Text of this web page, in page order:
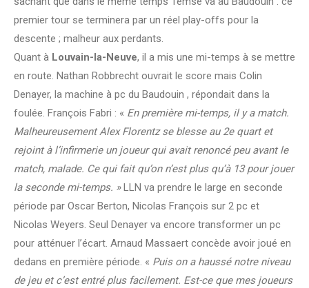
premier tour se terminera par un réel play-offs pour la
descente ; malheur aux perdants.
Quant à Louvain-la-Neuve, il a mis une mi-temps à se mettre
en route. Nathan Robbrecht ouvrait le score mais Colin
Denayer, la machine à pc du Baudouin , répondait dans la
foulée. François Fabri : « En première mi-temps, il y a match.
Malheureusement Alex Florentz se blesse au 2e quart et
rejoint à l’infirmerie un joueur qui avait renoncé peu avant le
match, malade. Ce qui fait qu’on n’est plus qu’à 13 pour jouer
la seconde mi-temps. »LLN va prendre le large en seconde
période par Oscar Berton, Nicolas François sur 2 pc et
Nicolas Weyers. Seul Denayer va encore transformer un pc
pour atténuer l’écart. Arnaud Massaert concède avoir joué en
dedans en première période. « Puis on a haussé notre niveau
de jeu et c’est entré plus facilement. Est-ce que mes joueurs